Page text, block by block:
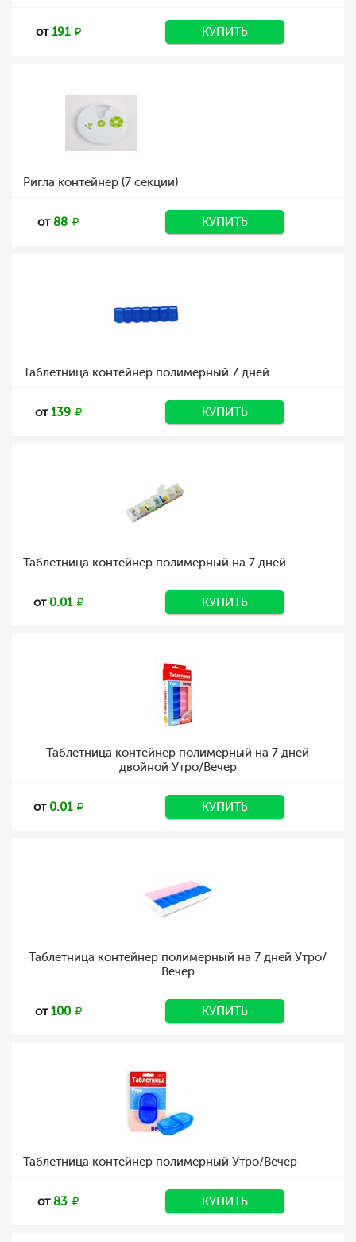
от191 КУПИТЬ
Ригла контейнер (7 секции)
от88 КУПИТЬ
Таблетница контейнер полимерный 7 дней
от139 КУПИТЬ
Таблетница контейнер полимерный на 7 дней
от 0.01 КУПИТЬ
Таблетница контейнер полимерный на 7 дней
двойной Утро/Вечер
от 0.01 КУПИТЬ
Таблетница контейнер полимерный на 7 дней Утро/
Вечер
от100 КУПИТЬ
Таблетница контейнер полимерный Утро/Вечер
от83 КУПИТЬ